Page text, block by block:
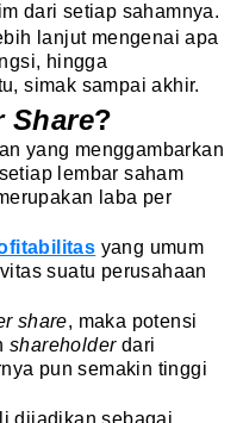
dari setiap sahamnya.
lanjut mengenai apa
hingga
simak sampai akhir.
Share?
yang menggambarkan
lembar saham
laba per
yang umum
suatu perusahaan
share, maka potensi
shareholderdari
pun semakin tinggi
dijadikan sebagai